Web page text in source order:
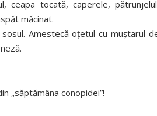
ceapa tocată, caperele,
măcinat.
Amestecă oţetul cu muştarul
„săptămâna conopidei”!